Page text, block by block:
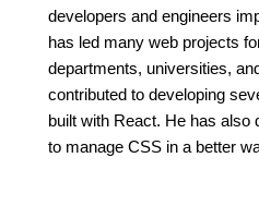
developers and engineers
has led many web projects
departments, universities,
contributed to developing
built with React. He has also
to manage CSS in a better